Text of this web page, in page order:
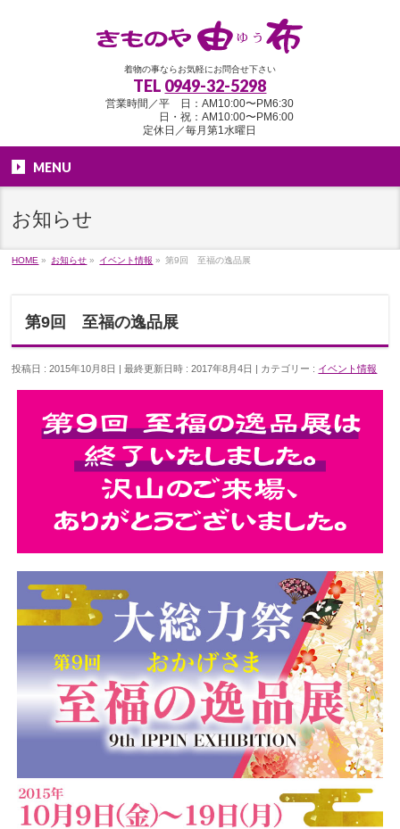
着物の事ならお気軽にお問合せ下さい
TEL 0949-32-5298
営業時間／平 日：AM10:00〜PM6:30
日・祝：AM10:00〜PM6:00
定休日／毎月第1水曜日
MENU
お知らせ
HOME » お知らせ » イベント情報 » 第9回 至福の逸品展
第9回 至福の逸品展
投稿日 : 2015年10月8日 最終更新日時 : 2017年8月4日 カテゴリー : イベント情報